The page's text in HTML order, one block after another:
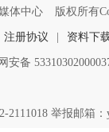
体中心 版权所有
注册协议 资料下
安备
举报邮箱：